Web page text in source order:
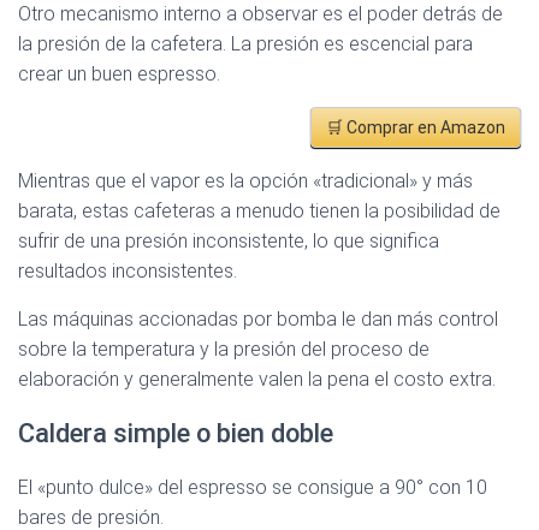
Otro mecanismo interno a observar es el poder detrás de
la presión de la cafetera. La presión es escencial para
crear un buen espresso.
🛒 Comprar en Amazon
Mientras que el vapor es la opción «tradicional» y más
barata, estas cafeteras a menudo tienen la posibilidad de
sufrir de una presión inconsistente, lo que significa
resultados inconsistentes.
Las máquinas accionadas por bomba le dan más control
sobre la temperatura y la presión del proceso de
elaboración y generalmente valen la pena el costo extra.
Caldera simple o bien doble
El «punto dulce» del espresso se consigue a 90° con 10
bares de presión.